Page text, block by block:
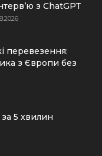
з ChatGPT
перевезення:
з Європи без
5 хвилин